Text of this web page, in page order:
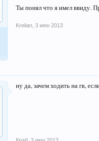
Ты понял что я имел ввиду.
Krelian 3 июн 2013
ну да, зачем ходить на гв,